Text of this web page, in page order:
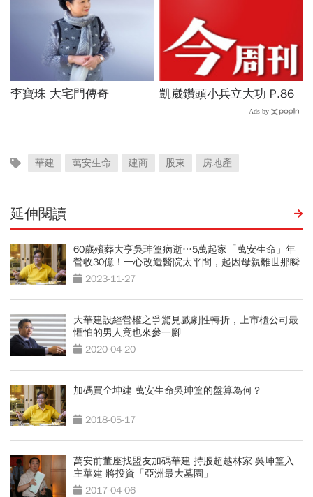
華建 萬安生命 建商 股東 房地產
延伸閱讀
60歲殯葬大亨吳珅篁病逝…5萬起家「萬安生命」年
營收30億！一心改造醫院太平間，起因母親離世那瞬
間 2023-11-27
大華建設經營權之爭驚見戲劇性轉折，上市櫃公司最
懼怕的男人竟也來參一腳
2020-04-20
加碼買全坤建 萬安生命吳珅篁的盤算為何？
2018-05-17
萬安前董座找盟友加碼華建 持股超越林家 吳坤篁入
主華建 將投資「亞洲最大墓園」
2017-04-06